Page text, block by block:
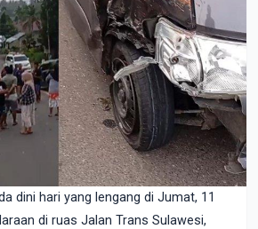
dini hari yang lengang di Jumat, 11
di ruas Jalan Trans Sulawesi,